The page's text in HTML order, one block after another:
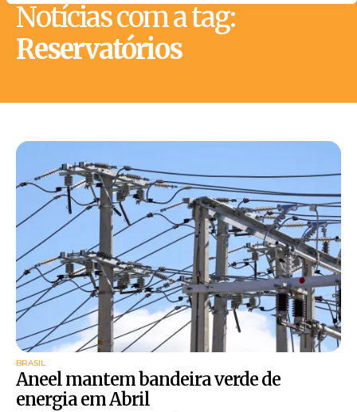
Notícias com a tag:
Reservatórios
BRASIL
Aneel mantem bandeira verde de
energia em Abril